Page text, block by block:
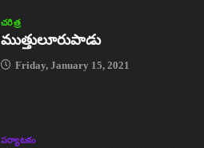
చరిత్ర
ముత్తులూరుపాడు
Friday, January 15, 2021
పర్యాటకం